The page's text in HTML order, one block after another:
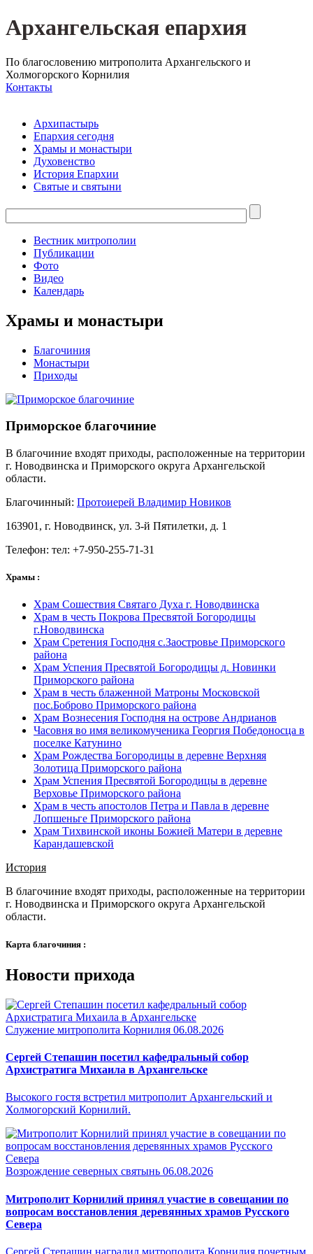
Архангельская епархия
По благословению митрополита Архангельского и
Холмогорского Корнилия
Контакты
Архипастырь
Епархия сегодня
Храмы и монастыри
Духовенство
История Епархии
Святые и святыни
Вестник митрополии
Публикации
Фото
Видео
Календарь
Храмы и монастыри
Благочиния
Монастыри
Приходы
Приморское благочиние
В благочиние входят приходы, расположенные на территории
г. Новодвинска и Приморского округа Архангельской
области.
Благочинный: Протоиерей Владимир Новиков
163901, г. Новодвинск, ул. 3-й Пятилетки, д. 1
Телефон: тел: +7-950-255-71-31
Храмы :
Храм Сошествия Святаго Духа г. Новодвинска
Храм в честь Покрова Пресвятой Богородицы
г.Новодвинска
Храм Сретения Господня с.Заостровье Приморского
района
Храм Успения Пресвятой Богородицы д. Новинки
Приморского района
Храм в честь блаженной Матроны Московской
пос.Боброво Приморского района
Храм Вознесения Господня на острове Андрианов
Часовня во имя великомученика Георгия Победоносца в
поселке Катунино
Храм Рождества Богородицы в деревне Верхняя
Золотица Приморского района
Храм Успения Пресвятой Богородицы в деревне
Верховье Приморского района
Храм в честь апостолов Петра и Павла в деревне
Лопшеньге Приморского района
Храм Тихвинской иконы Божией Матери в деревне
Карандашевской
История
В благочиние входят приходы, расположенные на территории
г. Новодвинска и Приморского округа Архангельской
области.
Карта благочиния :
Новости прихода
Служение митрополита Корнилия 06.08.2026
Сергей Степашин посетил кафедральный собор
Архистратига Михаила в Архангельске
Высокого гостя встретил митрополит Архангельский и
Холмогорский Корнилий.
Возрождение северных святынь 06.08.2026
Митрополит Корнилий принял участие в совещании по
вопросам восстановления деревянных храмов Русского
Севера
Сергей Степашин наградил митрополита Корнилия почетным